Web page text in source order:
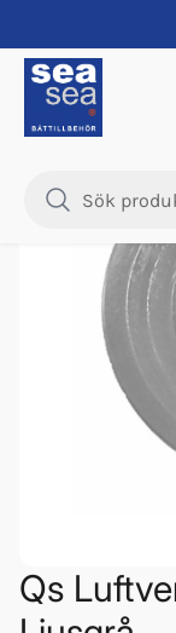
Tillbehör &
-51%
Qs